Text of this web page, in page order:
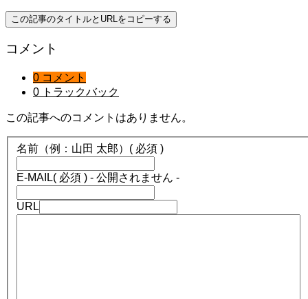
この記事のタイトルとURLをコピーする
コメント
0 コメント
0 トラックバック
この記事へのコメントはありません。
名前（例：山田 太郎） ( 必須 )
E-MAIL( 必須 ) - 公開されません -
URL